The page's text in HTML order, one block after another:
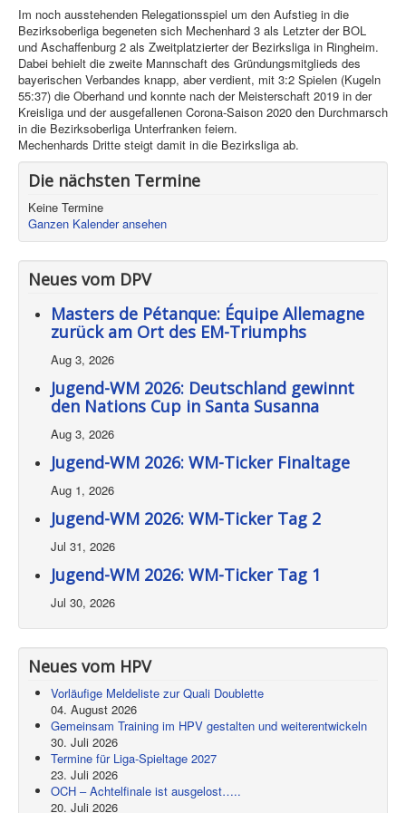
Im noch ausstehenden Relegationsspiel um den Aufstieg in die
Bezirksoberliga begeneten sich Mechenhard 3 als Letzter der BOL
und Aschaffenburg 2 als Zweitplatzierter der Bezirksliga in Ringheim.
Dabei behielt die zweite Mannschaft des Gründungsmitglieds des
bayerischen Verbandes knapp, aber verdient, mit 3:2 Spielen (Kugeln
55:37) die Oberhand und konnte nach der Meisterschaft 2019 in der
Kreisliga und der ausgefallenen Corona-Saison 2020 den Durchmarsch
in die Bezirksoberliga Unterfranken feiern.
Mechenhards Dritte steigt damit in die Bezirksliga ab.
Die nächsten Termine
Keine Termine
Ganzen Kalender ansehen
Neues vom DPV
Masters de Pétanque: Équipe Allemagne
zurück am Ort des EM-Triumphs
Aug 3, 2026
Jugend-WM 2026: Deutschland gewinnt
den Nations Cup in Santa Susanna
Aug 3, 2026
Jugend-WM 2026: WM-Ticker Finaltage
Aug 1, 2026
Jugend-WM 2026: WM-Ticker Tag 2
Jul 31, 2026
Jugend-WM 2026: WM-Ticker Tag 1
Jul 30, 2026
Neues vom HPV
Vorläufige Meldeliste zur Quali Doublette
04. August 2026
Gemeinsam Training im HPV gestalten und weiterentwickeln
30. Juli 2026
Termine für Liga-Spieltage 2027
23. Juli 2026
OCH – Achtelfinale ist ausgelost…..
20. Juli 2026